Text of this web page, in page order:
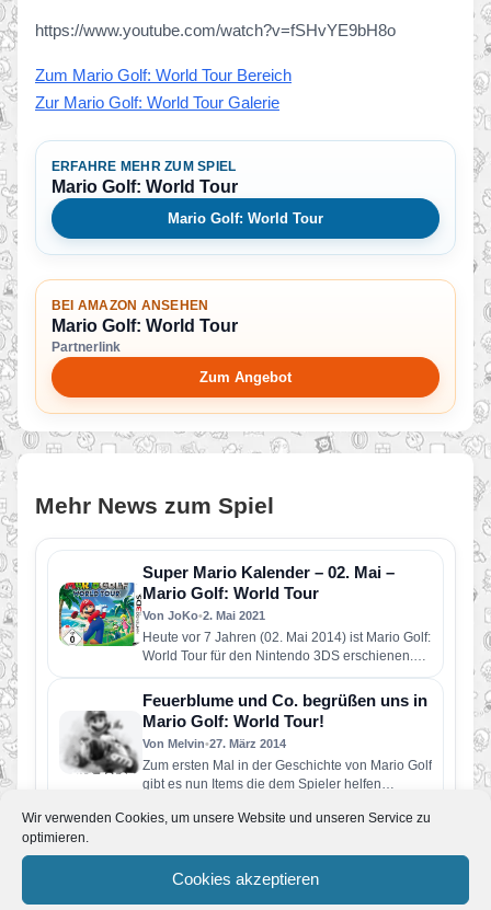
Wir verwenden Cookies, um unsere Website und unseren Service zu
optimieren.
Cookies akzeptieren
https://www.youtube.com/watch?v=fSHvYE9bH8o
Zum Mario Golf: World Tour Bereich
Zur Mario Golf: World Tour Galerie
ERFAHRE MEHR ZUM SPIEL
Mario Golf: World Tour
Mario Golf: World Tour
BEI AMAZON ANSEHEN
Mario Golf: World Tour
Partnerlink
Zum Angebot
Mehr News zum Spiel
Super Mario Kalender – 02. Mai –
Mario Golf: World Tour
Von JoKo•2. Mai 2021
Heute vor 7 Jahren (02. Mai 2014) ist Mario Golf:
World Tour für den Nintendo 3DS erschienen.
Die…
Feuerblume und Co. begrüßen uns in
Mario Golf: World Tour!
Von Melvin•27. März 2014
Zum ersten Mal in der Geschichte von Mario Golf
gibt es nun Items die dem Spieler helfen
Mario spielt Golf unter Wasser!
Mario Golf: World Tour für den 3DS soll ein ganz
besonderer Leckerbissen werden für Fans der